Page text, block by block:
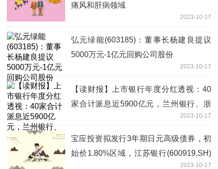
痛风和肝病领域
2023-10-17
弘元绿能(603185)：董事长杨建良提议
5000万元-1亿元回购公司股份
2023-10-17
【读财报】上市银行年度分红透视：40
家合计派息近5900亿元，兰州银行、浙
2023-10-17
宝应投资拟发行3年期日元高级债券，初
始价1.80%区域，江苏银行(600919.SH)
2023-10-17